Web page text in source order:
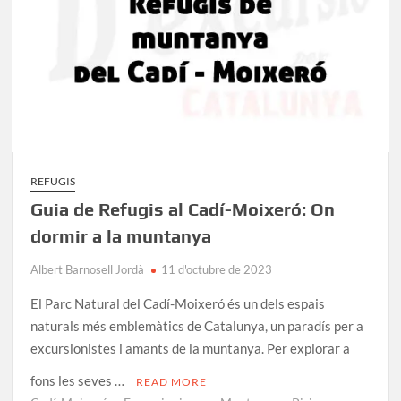
has
de
REFUGIS
Guia de Refugis al Cadí-Moixeró: On
dormir a la muntanya
Albert Barnosell Jordà 11 d'octubre de 2023
El Parc Natural del Cadí-Moixeró és un dels espais
naturals més emblemàtics de Catalunya, un paradís per a
excursionistes i amants de la muntanya. Per explorar a
fons les seves …
READ MORE